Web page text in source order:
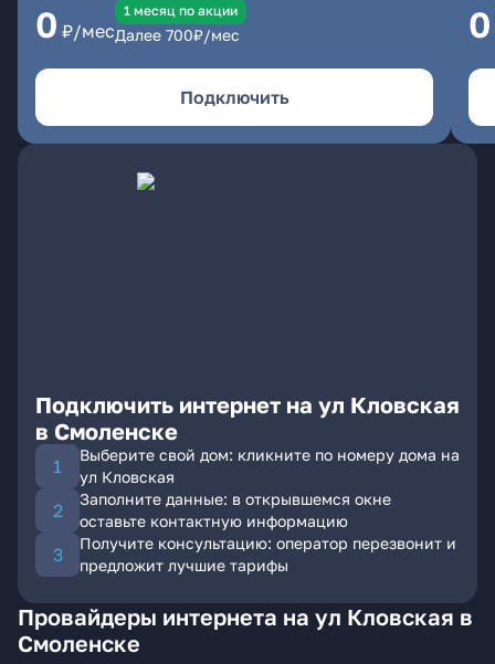
0 ₽/мес
1 месяц по акции
Далее 700₽/мес
Подключить
0
Подключить интернет на ул Кловская
в Смоленске
Выберите свой дом: кликните по номеру дома на
ул Кловская
Заполните данные: в открывшемся окне
оставьте контактную информацию
Получите консультацию: оператор перезвонит и
предложит лучшие тарифы
Провайдеры интернета на ул Кловская в
Смоленске